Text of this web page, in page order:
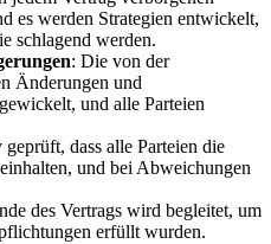
es werden Strategien entwickelt,
schlagend werden.
: Die von der
Änderungen und
und alle Parteien
dass alle Parteien die
und bei Abweichungen
des Vertrags wird begleitet, um
erfüllt wurden.